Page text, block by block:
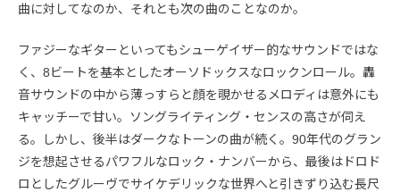
曲に対してなのか、それとも次の曲のことなのか。
ファジーなギターといってもシューゲイザー的なサウンドではな
く、8ビートを基本としたオーソドックスなロックンロール。轟
音サウンドの中から薄っすらと顔を覗かせるメロディは意外にも
キャッチーで甘い。ソングライティング・センスの高さが伺え
る。しかし、後半はダークなトーンの曲が続く。90年代のグラン
ジを想起させるパワフルなロック・ナンバーから、最後はドロド
ロとしたグルーヴでサイケデリックな世界へと引きずり込む長尺